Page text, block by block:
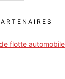
flotte automobile